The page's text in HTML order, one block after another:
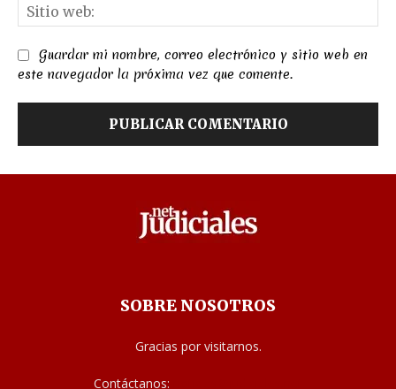
Guardar mi nombre, correo electrónico y sitio web en
este navegador la próxima vez que comente.
SOBRE NOSOTROS
Gracias por visitarnos.
Contáctanos: